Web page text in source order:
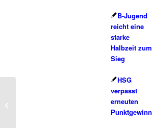
B-Jugend
reicht eine
starke
Halbzeit zum
Sieg
HSG
verpasst
erneuten
Punktgewinn